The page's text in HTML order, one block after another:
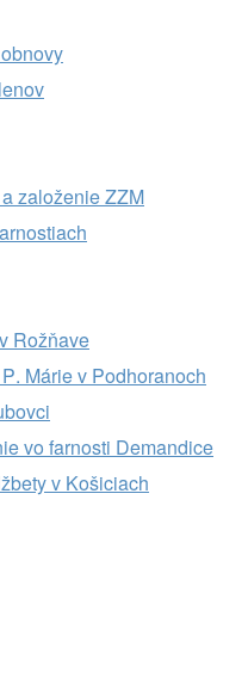
založenie ZZM
Rožňave
Márie v Podhoranoch
vo farnosti Demandice
v Košiciach